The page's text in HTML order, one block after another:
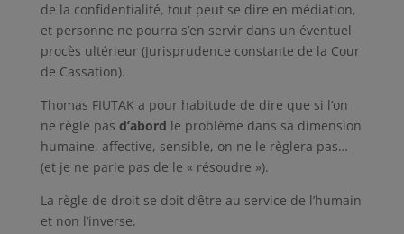
de la confidentialité, tout peut se dire en médiation,
et personne ne pourra s’en servir dans un éventuel
procès ultérieur (Jurisprudence constante de la Cour
de Cassation).
Thomas FIUTAK a pour habitude de dire que si l’on
ne règle pas d’abord le problème dans sa dimension
humaine, affective, sensible, on ne le règlera pas…
(et je ne parle pas de le « résoudre »).
La règle de droit se doit d’être au service de l’humain
et non l’inverse.